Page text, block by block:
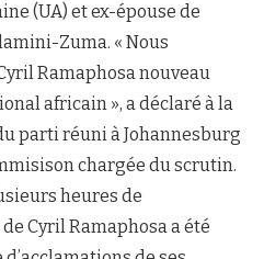
(UA) et ex-épouse de
Zuma. « Nous
Ramaphosa nouveau
africain », a déclaré à la
parti réuni à Johannesburg
chargée du scrutin.
heures de
Cyril Ramaphosa a été